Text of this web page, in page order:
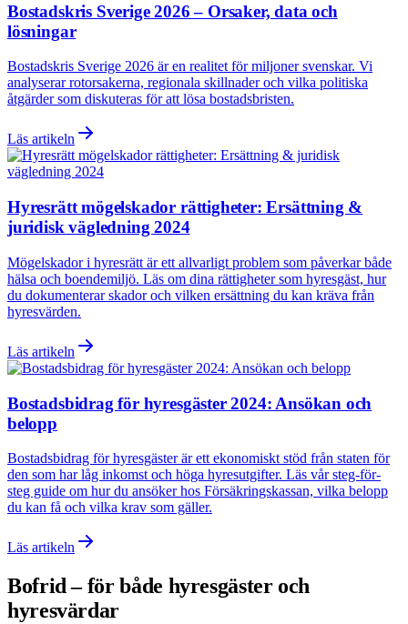
Bostadskris Sverige 2026 – Orsaker, data och
lösningar
Bostadskris Sverige 2026 är en realitet för miljoner svenskar. Vi
analyserar rotorsakerna, regionala skillnader och vilka politiska
åtgärder som diskuteras för att lösa bostadsbristen.
Läs artikeln
Hyresrätt mögelskador rättigheter: Ersättning &
juridisk vägledning 2024
Mögelskador i hyresrätt är ett allvarligt problem som påverkar både
hälsa och boendemiljö. Läs om dina rättigheter som hyresgäst, hur
du dokumenterar skador och vilken ersättning du kan kräva från
hyresvärden.
Läs artikeln
Bostadsbidrag för hyresgäster 2024: Ansökan och
belopp
Bostadsbidrag för hyresgäster är ett ekonomiskt stöd från staten för
den som har låg inkomst och höga hyresutgifter. Läs vår steg-för-
steg guide om hur du ansöker hos Försäkringskassan, vilka belopp
du kan få och vilka krav som gäller.
Läs artikeln
Bofrid – för både hyresgäster och
hyresvärdar